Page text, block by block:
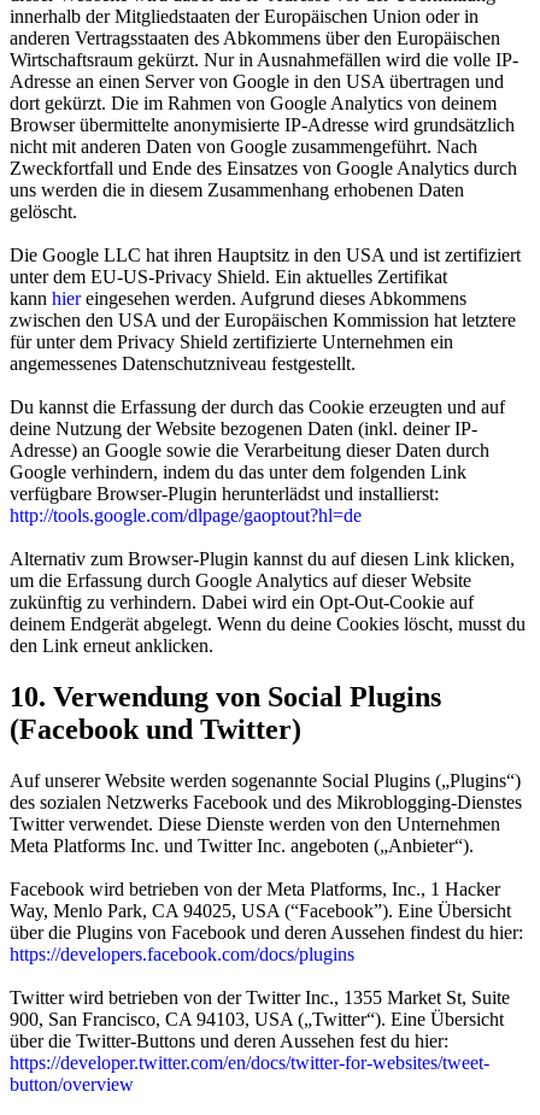
innerhalb der Mitgliedstaaten der Europäischen Union oder in
anderen Vertragsstaaten des Abkommens über den Europäischen
Wirtschaftsraum gekürzt. Nur in Ausnahmefällen wird die volle IP-
Adresse an einen Server von Google in den USA übertragen und
dort gekürzt. Die im Rahmen von Google Analytics von deinem
Browser übermittelte anonymisierte IP-Adresse wird grundsätzlich
nicht mit anderen Daten von Google zusammengeführt. Nach
Zweckfortfall und Ende des Einsatzes von Google Analytics durch
uns werden die in diesem Zusammenhang erhobenen Daten
gelöscht.
Die Google LLC hat ihren Hauptsitz in den USA und ist zertifiziert
unter dem EU-US-Privacy Shield. Ein aktuelles Zertifikat
kann hiereingesehen werden. Aufgrund dieses Abkommens
zwischen den USA und der Europäischen Kommission hat letztere
für unter dem Privacy Shield zertifizierte Unternehmen ein
angemessenes Datenschutzniveau festgestellt.
Du kannst die Erfassung der durch das Cookie erzeugten und auf
deine Nutzung der Website bezogenen Daten (inkl. deiner IP-
Adresse) an Google sowie die Verarbeitung dieser Daten durch
Google verhindern, indem du das unter dem folgenden Link
verfügbare Browser-Plugin herunterlädst und installierst:
http://tools.google.com/dlpage/gaoptout?hl=de
Alternativ zum Browser-Plugin kannst du aufdiesen Link klicken,
um die Erfassung durch Google Analytics auf dieser Website
zukünftig zu verhindern. Dabei wird ein Opt-Out-Cookie auf
deinem Endgerät abgelegt. Wenn du deine Cookies löscht, musst du
den Link erneut anklicken.
10. Verwendung von Social Plugins
(Facebook und Twitter)
Auf unserer Website werden sogenannte Social Plugins („Plugins“)
des sozialen Netzwerks Facebook und des Mikroblogging-Dienstes
Twitter verwendet. Diese Dienste werden von den Unternehmen
Meta Platforms Inc. und Twitter Inc. angeboten („Anbieter“).
Facebook wird betrieben von der Meta Platforms, Inc., 1 Hacker
Way, Menlo Park, CA 94025, USA (“Facebook”). Eine Übersicht
über die Plugins von Facebook und deren Aussehen findest du hier:
https://developers.facebook.com/docs/plugins
Twitter wird betrieben von der Twitter Inc., 1355 Market St, Suite
900, San Francisco, CA 94103, USA („Twitter“). Eine Übersicht
über die Twitter-Buttons und deren Aussehen fest du hier:
https://developer.twitter.com/en/docs/twitter-for-websites/tweet-
button/overview